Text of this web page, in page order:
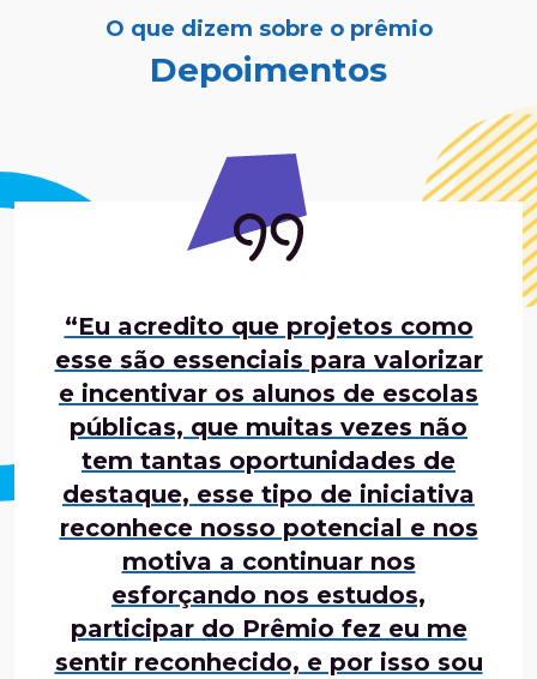
O que dizem sobre o prêmio
Depoimentos
“Eu acredito que projetos como
esse são essenciais para valorizar
e incentivar os alunos de escolas
públicas, que muitas vezes não
tem tantas oportunidades de
destaque, esse tipo de iniciativa
reconhece nosso potencial e nos
motiva a continuar nos
esforçando nos estudos,
participar do Prêmio fez eu me
sentir reconhecido, e por isso sou